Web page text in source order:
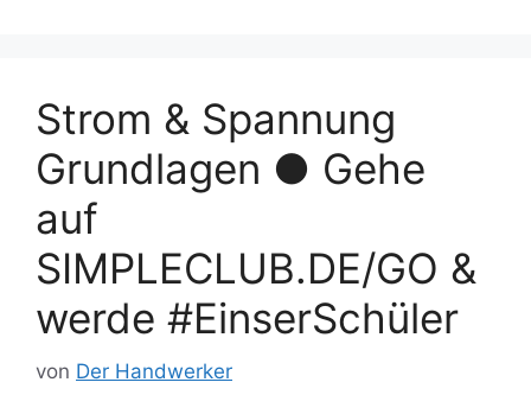
Strom & Spannung
Grundlagen ● Gehe
auf
SIMPLECLUB.DE/GO &
werde #EinserSchüler
von Der Handwerker